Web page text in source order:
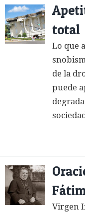
total
Lo que
de la
puede
Virgen